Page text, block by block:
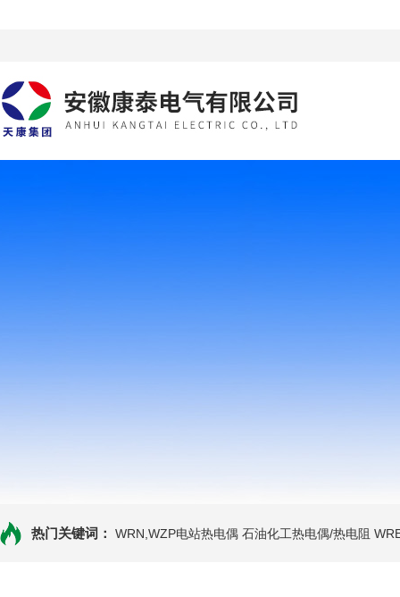
热门关键词： WRN,WZP电站热电偶 石油化工热电偶/热电阻